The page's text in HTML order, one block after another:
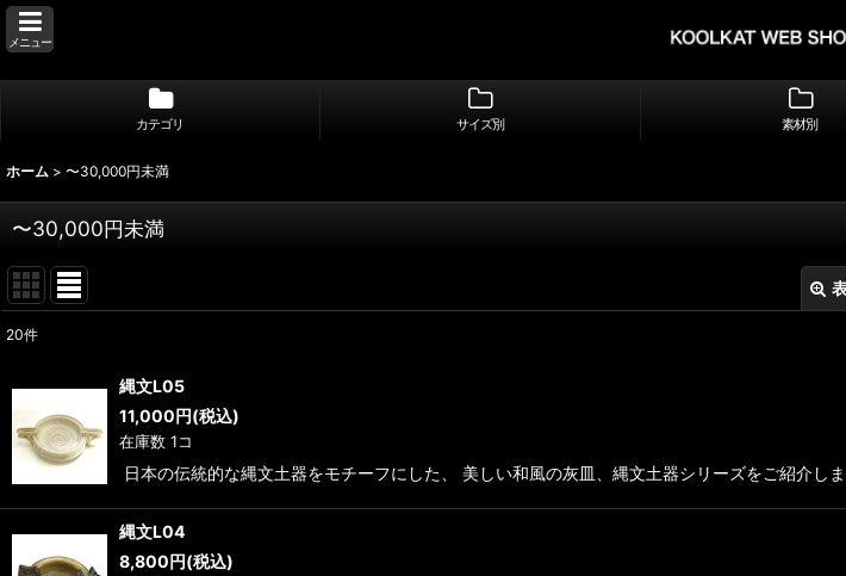
メニュー
カテゴリ サイズ別 素材別
ホーム > 〜30,000円未満
〜30,000円未満
並び順:
絞り込む
20件
縄文L05
11,000円(税込)
在庫数 1コ
日本の伝統的な縄文土器をモチーフにした、 美しい和風の灰皿、縄文土器シリーズをご紹介
縄文L04
8,800円(税込)